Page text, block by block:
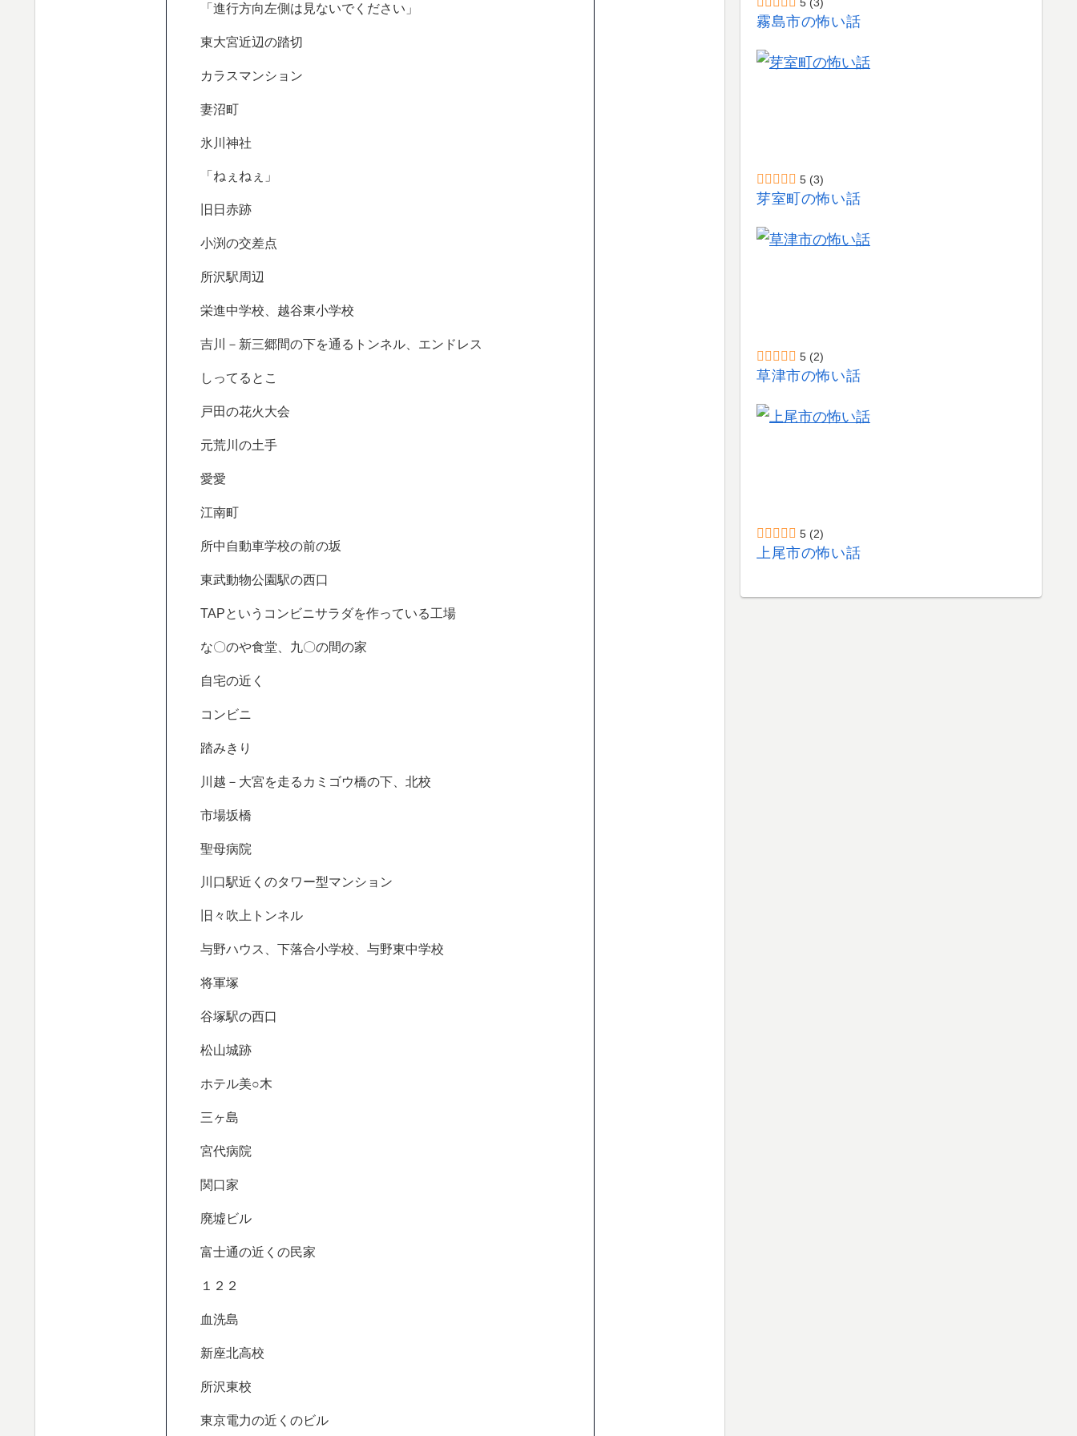
「進行方向左側は見ないでください」
東大宮近辺の踏切
カラスマンション
妻沼町
氷川神社
「ねぇねぇ」
旧日赤跡
小渕の交差点
所沢駅周辺
栄進中学校、越谷東小学校
吉川－新三郷間の下を通るトンネル、エンドレス
しってるとこ
戸田の花火大会
元荒川の土手
愛愛
江南町
所中自動車学校の前の坂
東武動物公園駅の西口
TAPというコンビニサラダを作っている工場
な〇のや食堂、九〇の間の家
自宅の近く
コンビニ
踏みきり
川越－大宮を走るカミゴウ橋の下、北校
市場坂橋
聖母病院
川口駅近くのタワー型マンション
旧々吹上トンネル
与野ハウス、下落合小学校、与野東中学校
将軍塚
谷塚駅の西口
松山城跡
ホテル美○木
三ヶ島
宮代病院
関口家
廃墟ビル
富士通の近くの民家
１２２
血洗島
新座北高校
所沢東校
東京電力の近くのビル
霧島市の怖い話
5 (3)
芽室町の怖い話
5 (2)
草津市の怖い話
5 (2)
上尾市の怖い話